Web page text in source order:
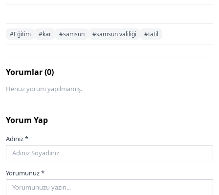
#Eğitim #kar #samsun #samsun valiliği #tatil
Yorumlar (0)
Henüz yorum yapılmamış.
Yorum Yap
Adınız *
Yorumunuz *